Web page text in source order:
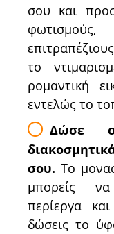
σου και
το
ρομαντική
εντελώς το
Δώσε
σου. Το
μπορείς να
περίεργα
δώσεις το